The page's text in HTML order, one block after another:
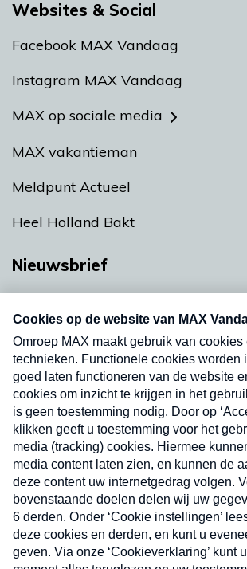
Websites & Social
Facebook MAX Vandaag
Instagram MAX Vandaag
MAX op sociale media
MAX vakantieman
Meldpunt Actueel
Heel Holland Bakt
Nieuwsbrief
nieuwsbrief. Elke vrijdag- en
uw mailbox.
Nieuwsbrief
Neem hier een gratis abonnement op